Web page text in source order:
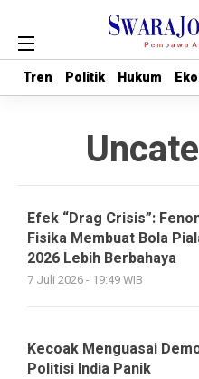
Tren Politik Hukum
Tren Politik Hukum
Efek “Drag Crisis”:
Fisika Membuat Bola
2026 Lebih Berbahaya
7 Juli 2026 - 19:49 WIB
Kecoak Menguasai
Politisi India Panik